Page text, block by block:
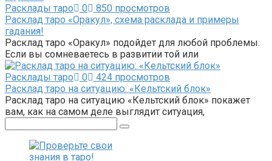
Расклады таро 0
850 просмотров
Расклад таро «Оракул», схема расклада и примеры
гадания!
Расклад таро «Оракул» подойдет для любой проблемы.
Если вы сомневаетесь в развитии той или
Расклады таро
0
424 просмотров
Расклад таро на ситуацию: «Кельтский блок»
Расклад таро на ситуацию «Кельтский блок» покажет
вам, как на самом деле выглядит ситуация,